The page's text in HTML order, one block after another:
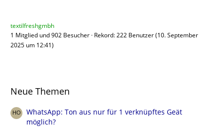
textilfreshgmbh
1 Mitglied und 902 Besucher Rekord: 222 Benutzer (10. September
2025 um 12:41)
Neue Themen
WhatsApp: Ton aus nur für 1 verknüpftes Geät
möglich?